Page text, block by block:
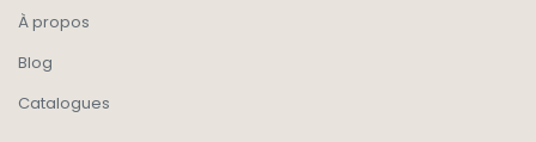
À propos
Blog
Catalogues